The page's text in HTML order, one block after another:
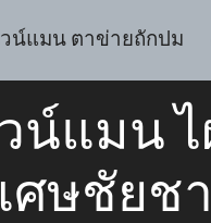
น์แมน ตาข่ายถักปม
น์แมน
ศษชัยช